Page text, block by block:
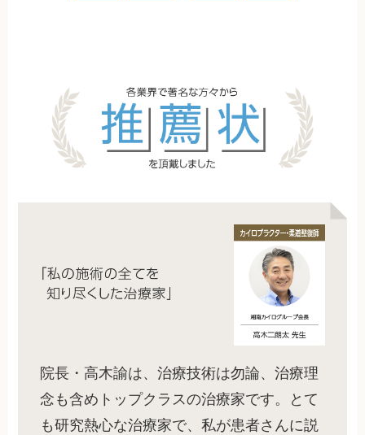
院長・高木諭は、治療技術は勿論、治療理
念も含めトップクラスの治療家です。とて
も研究熱心な治療家で、私が患者さんに説